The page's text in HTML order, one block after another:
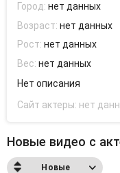
Город:нет данных
Возраст:нет данных
Рост:нет данных
Вес:нет данных
Нет описания
Сайт актеры: нет
Новые видео с
Новые